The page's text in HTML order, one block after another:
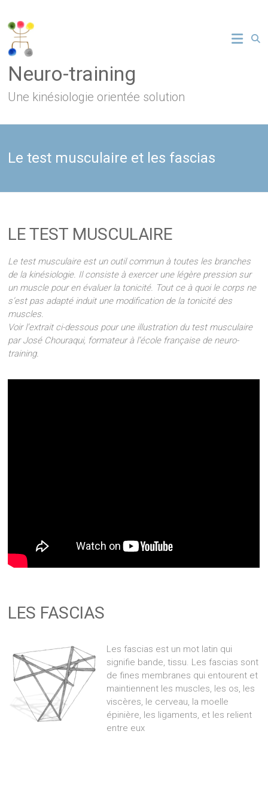
content
Neuro-training
Une kinésiologie orientée solution
Le test musculaire et les fascias
LE TEST MUSCULAIRE
Le test musculaire est un outil commun à toutes les branches
de la kinésiologie. Il consiste à exercer une légère pression sur
un muscle pour en évaluer la tonicité. Tout ce à quoi le corps ne
s’est pas adapté induit une modification de la tonicité des
muscles.
Voir l’extrait ci-dessous pour une illustration du test musculaire
par José Chouraqui, formateur à l’école française de neuro-
training.
LES FASCIAS
Les fascias est un mot latin qui
signifie bande, tissu. Les fascias sont
de fines membranes qui entourent et
maintiennent les muscles, les os, les
viscères, le cerveau, la moelle
épinière, les ligaments, et les relient
entre eux